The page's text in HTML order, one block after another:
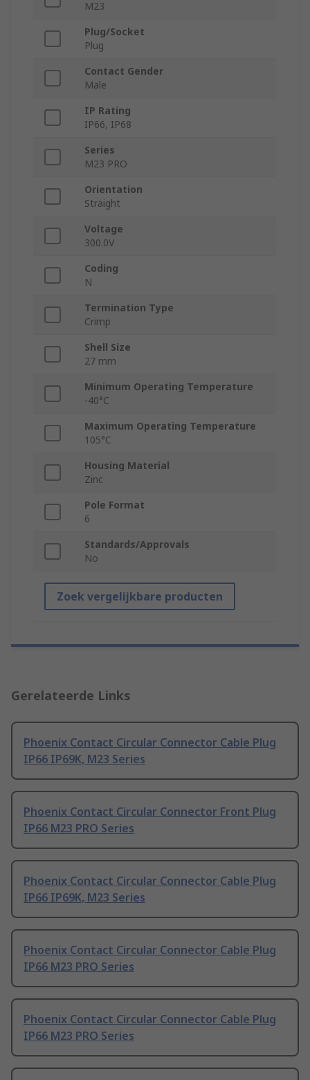
M23
Plug/Socket
Plug
Contact Gender
Male
IP Rating
IP66, IP68
Series
M23 PRO
Orientation
Straight
Voltage
300.0V
Coding
N
Termination Type
Crimp
Shell Size
27 mm
Minimum Operating Temperature
-40°C
Maximum Operating Temperature
105°C
Housing Material
Zinc
Pole Format
6
Standards/Approvals
No
Zoek vergelijkbare producten
Gerelateerde Links
Phoenix Contact Circular Connector Cable Plug
IP66 IP69K, M23 Series
Phoenix Contact Circular Connector Front Plug
IP66 M23 PRO Series
Phoenix Contact Circular Connector Cable Plug
IP66 IP69K, M23 Series
Phoenix Contact Circular Connector Cable Plug
IP66 M23 PRO Series
Phoenix Contact Circular Connector Cable Plug
IP66 M23 PRO Series